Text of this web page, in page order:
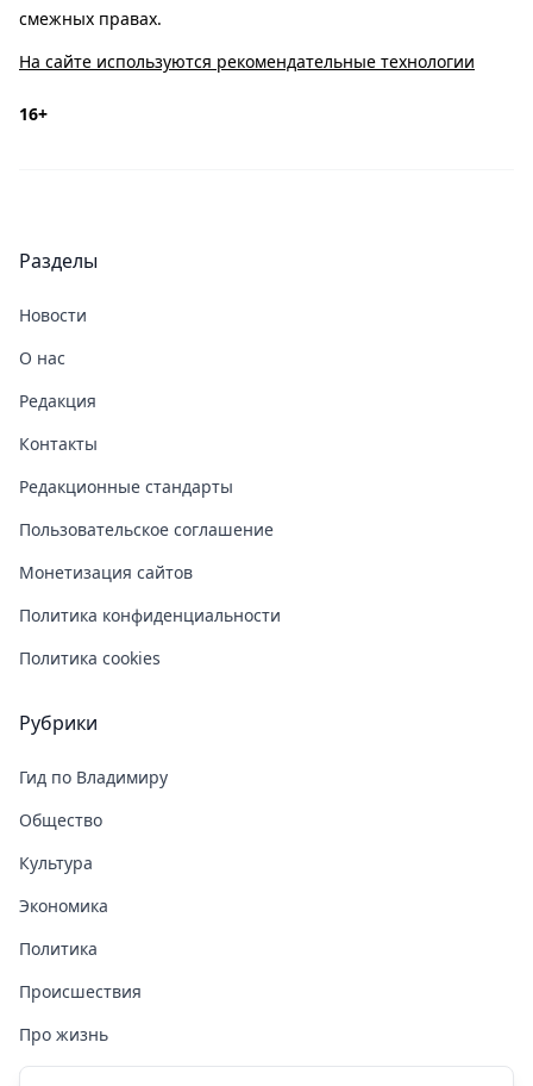
смежных правах.
На сайте используются рекомендательные технологии
16+
Разделы
Новости
О нас
Редакция
Контакты
Редакционные стандарты
Пользовательское соглашение
Монетизация сайтов
Политика конфиденциальности
Политика cookies
Рубрики
Гид по Владимиру
Общество
Культура
Экономика
Политика
Происшествия
Про жизнь
Здоровье